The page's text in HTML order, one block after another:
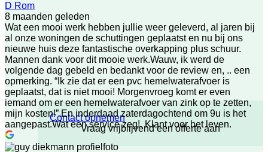
Contact opnemen
Vraag vrijblijvend een offerte aan
D Rom
8 maanden geleden
Wat een mooi werk hebben jullie weer geleverd, al jaren bij
al onze woningen de schuttingen geplaatst en nu bij ons
nieuwe huis deze fantastische overkapping plus schuur.
Mannen dank voor dit mooie werk.Wauw, ik werd de
volgende dag gebeld en bedankt voor de review en, .. een
opmerking. “Ik zie dat er een pvc hemelwaterafvoer is
geplaatst, dat is niet mooi! Morgenvroeg komt er even
iemand om er een hemelwaterafvoer van zink op te zetten,
mijn kosten!”.En inderdaad zaterdagochtend om 9u is het
aangepast.Wat een service zeg!. Klant voor het leven.